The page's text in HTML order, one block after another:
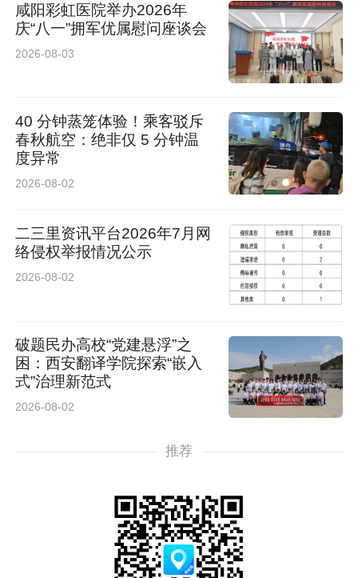
咸阳彩虹医院举办2026年
庆“八一”拥军优属慰问座谈会
2026-08-03
40 分钟蒸笼体验！乘客驳斥
春秋航空：绝非仅 5 分钟温
度异常
2026-08-02
二三里资讯平台2026年7月网
络侵权举报情况公示
2026-08-02
破题民办高校“党建悬浮”之
困：西安翻译学院探索“嵌入
式”治理新范式
2026-08-02
推荐